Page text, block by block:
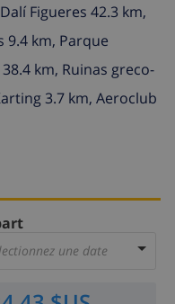
Figueres 42.3 km,
9.4 km, Parque
km, Ruinas greco-
3.7 km, Aeroclub
une date